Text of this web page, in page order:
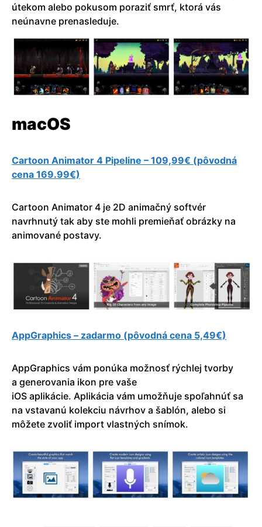
útekom alebo pokusom poraziť smrť, ktorá vás
neúnavne prenasleduje.
macOS
Cartoon Animator 4 Pipeline – 109,99€ (pôvodná
cena 169.99€)
Cartoon Animator 4 je 2D animačný softvér
navrhnutý tak aby ste mohli premieňať obrázky na
animované postavy.
AppGraphics – zadarmo (pôvodná cena 5,49€)
AppGraphics vám ponúka možnosť rýchlej tvorby
a generovania ikon pre vaše
iOS aplikácie. Aplikácia vám umožňuje spoľahnúť sa
na vstavanú kolekciu návrhov a šablón, alebo si
môžete zvoliť import vlastných snímok.